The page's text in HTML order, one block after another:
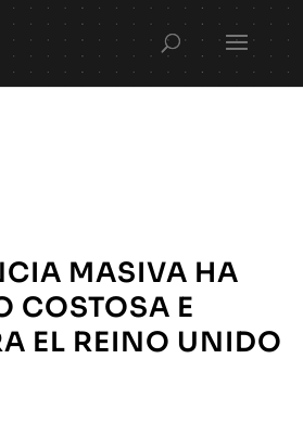
MASIVA HA
COSTOSA E
EL REINO UNIDO